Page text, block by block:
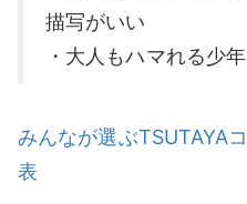
描写がいい
・大人もハマれる少
みんなが選ぶTSUTAYA
表